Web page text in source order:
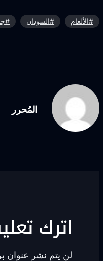
#الألغام #السودان
المُحرر
اترك
لن يتم نشر عنوان